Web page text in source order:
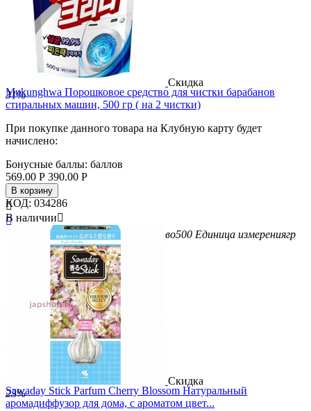
Скидка
31%
Mukunghwa Порошковое средство для чистки барабанов
стиральных машин, 500 гр ( на 2 чистки)
При покупке данного товара на Клубную карту будет
начислено:
Бонусные баллы: баллов
569.00 Р 390.00 Р
В корзину


Mukunghwa Вес/Объем/Кол-во500 Единица измерениягр
КОД: 034286
В наличии
Скидка
23%
Sawaday Stick Parfum Cherry Blossom Натуральный
аромадиффузор для дома, с ароматом цвет...